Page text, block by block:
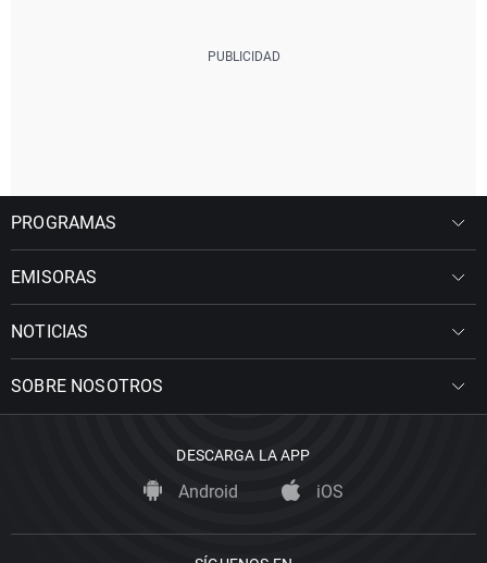
PROGRAMAS
EMISORAS
NOTICIAS
SOBRE NOSOTROS
DESCARGA LA APP
Android iOS